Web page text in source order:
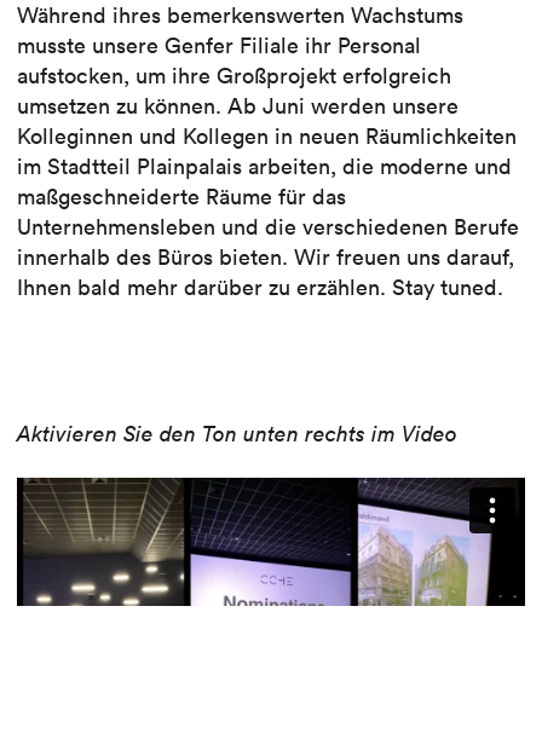
Während ihres bemerkenswerten Wachstums
musste unsere Genfer Filiale ihr Personal
aufstocken, um ihre Großprojekt erfolgreich
umsetzen zu können. Ab Juni werden unsere
Kolleginnen und Kollegen in neuen Räumlichkeiten
im Stadtteil Plainpalais arbeiten, die moderne und
maßgeschneiderte Räume für das
Unternehmensleben und die verschiedenen Berufe
innerhalb des Büros bieten. Wir freuen uns darauf,
Ihnen bald mehr darüber zu erzählen. Stay tuned.
Aktivieren Sie den Ton unten rechts im Video